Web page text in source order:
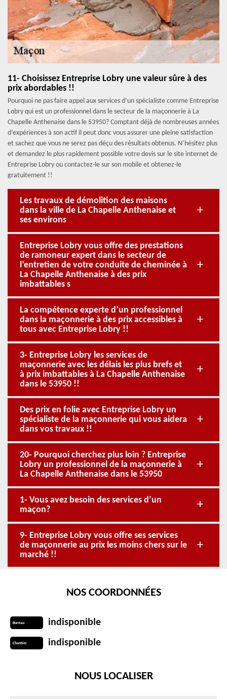
11- Choisissez Entreprise Lobry une valeur sûre à des
prix abordables !!
Pourquoi ne pas faire appel aux services d’un spécialiste comme Entreprise
Lobry qui est un professionnel dans le secteur de la maçonnerie à La
Chapelle Anthenaise dans le 53950? Comptant déjà de nombreuses années
d’expériences à son actif il peut donc vous assurer une pleine satisfaction
et sachez que vous ne serez pas déçu des résultats obtenus. N’hésitez plus
et demandez le plus rapidement possible votre devis sur le site internet de
Entreprise Lobry ou contactez-le sur son mobile et obtenez-le
gratuitement !!
Les travaux de démolition des maisons
dans la ville de La Chapelle Anthenaise et
ses environs
Entreprise Lobry vous offre des prestations
de ramoneur expert dans le secteur de
l’entretien de votre conduite de cheminée à
La Chapelle Anthenaise à des prix
imbattables s
La compétence experte d’un professionnel
dans la maçonnerie à des prix accessibles à
tous avec Entreprise Lobry !!
3- Entreprise Lobry les services de
maçonnerie avec les délais les plus brefs et
à prix imbattables à La Chapelle Anthenaise
dans le 53950 !!
Des prix en folie avec Entreprise Lobry un
spécialiste de la maçonnerie qui vous aidera
dans vos travaux !!
20- Pourquoi cherchez plus loin ? Entreprise
Lobry un professionnel de la maçonnerie à
La Chapelle Anthenaise dans le 53950
1- Vous avez besoin des services d’un
maçon?
9- Entreprise Lobry vous offre ses services
de maçonnerie au prix les moins chers sur le
marché !!
NOS COORDONNÉES
Bureau indisponible
Chantier indisponible
NOUS LOCALISER